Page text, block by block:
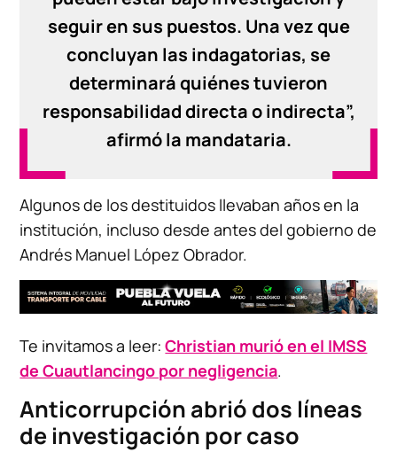
seguir en sus puestos. Una vez que
concluyan las indagatorias, se
determinará quiénes tuvieron
responsabilidad directa o indirecta”,
afirmó la mandataria.
Algunos de los destituidos llevaban años en la
institución, incluso desde antes del gobierno de
Andrés Manuel López Obrador.
Te invitamos a leer:Christian murió en el IMSS
de Cuautlancingo por negligencia.
Anticorrupción abrió dos líneas
de investigación por caso